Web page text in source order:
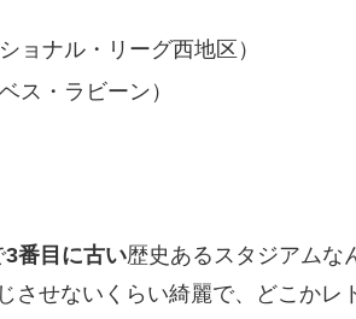
ショナル・リーグ西地区）
ス・ラビーン）
3番目に古い歴史あるスタジアムな
させないくらい綺麗で、どこかレ